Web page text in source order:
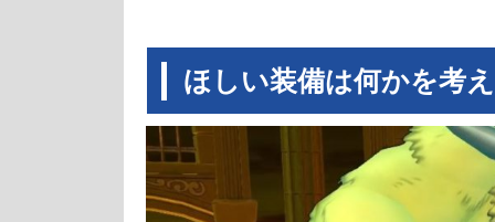
ほしい装備は何かを考